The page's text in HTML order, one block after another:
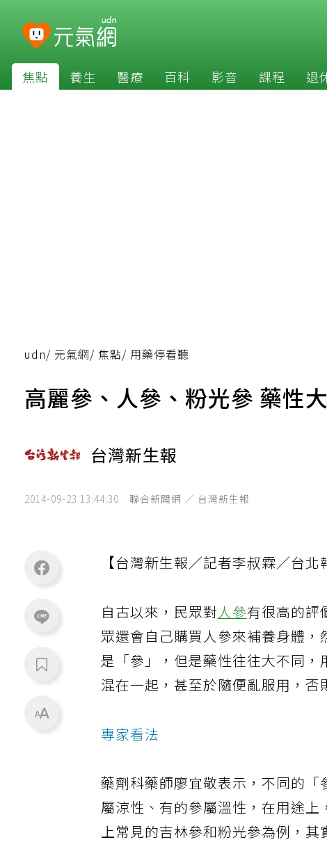
焦點 養生 醫療 百科 影音 課程 退
udn/ 元氣網/ 焦點/ 用藥停看聽
高麗參、人參、粉光參 藥性
台灣新生報
2014-09-23 13:44:30 聯合新聞網 ／ 台灣新生報
【台灣新生報／記者李叔霖／台北
自古以來，民眾對人參有很高的評
眾還會自己購買人參來補養身體，
是「參」，但是藥性往往大不同
混在一起，甚至於隨便亂服用，否
專家看法
藥劑科藥師廖宜敬表示，不同的
屬涼性、有的參屬溫性，在用途
上常見的吉林參和粉光參為例，